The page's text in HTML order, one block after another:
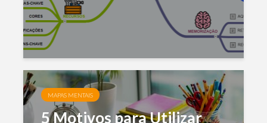
MAPAS MENTAIS
5 Motivos para Utilizar